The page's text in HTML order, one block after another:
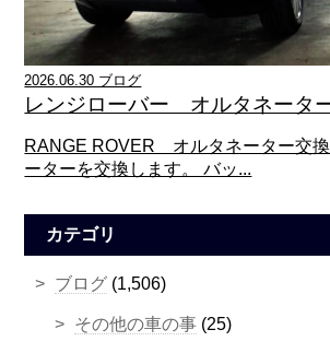
2026.06.30 ブログ
レンジローバー オルタネータ
RANGE ROVER オルタネーター交
ーターを交換します。 バッ...
カテゴリ
ブログ (1,506)
その他の車の事 (25)